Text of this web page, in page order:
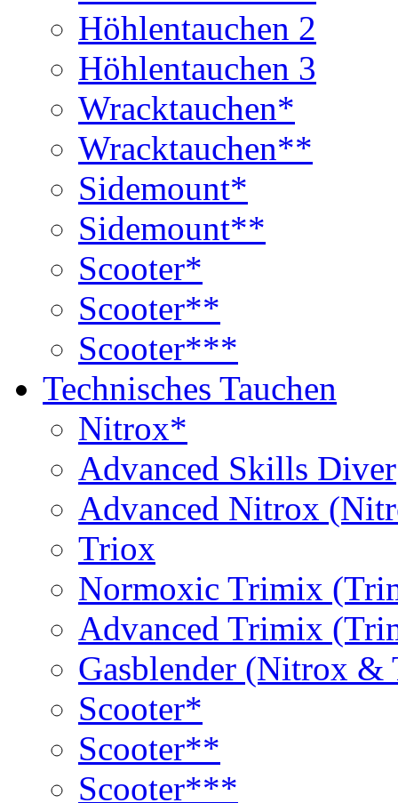
Höhlentauchen 2
Höhlentauchen 3
Wracktauchen*
Wracktauchen**
Sidemount*
Sidemount**
Scooter*
Scooter**
Scooter***
Technisches Tauchen
Nitrox*
Advanced Skills Diver
Advanced Nitrox
Triox
Normoxic Trimix
Advanced Trimix
Gasblender (Nitrox
Scooter*
Scooter**
Scooter***